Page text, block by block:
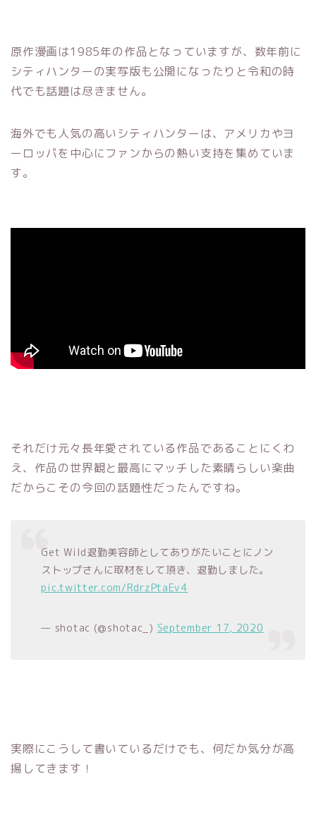
原作漫画は1985年の作品となっていますが、数年前に
シティハンターの実写版も公開になったりと令和の時
代でも話題は尽きません。
海外でも人気の高いシティハンターは、アメリカやヨ
ーロッパを中心にファンからの熱い支持を集めていま
す。
それだけ元々長年愛されている作品であることにくわ
え、作品の世界観と最高にマッチした素晴らしい楽曲
だからこその今回の話題性だったんですね。
Get Wild退勤美容師としてありがたいことにノン
ストップさんに取材をして頂き、退勤しました。
pic.twitter.com/RdrzPtaEv4
— shotac (@shotac_) September 17, 2020
実際にこうして書いているだけでも、何だか気分が高
揚してきます！